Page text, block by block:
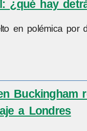
¿qué hay
en polémica por
Buckingham
a Londres